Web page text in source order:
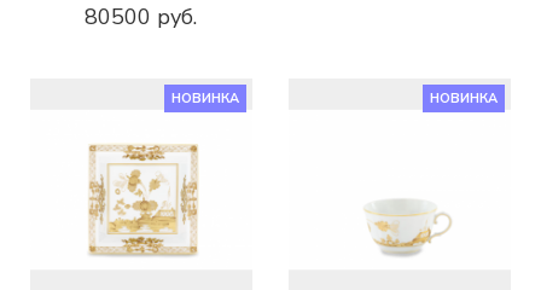
80500 руб.
НОВИНКА НОВИНКА